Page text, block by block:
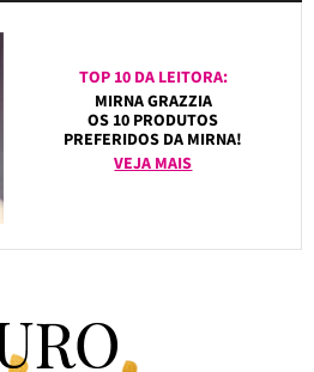
TOP 10 DA LEITORA:
MIRNA GRAZZIA
OS 10 PRODUTOS
PREFERIDOS DA MIRNA!
VEJA MAIS